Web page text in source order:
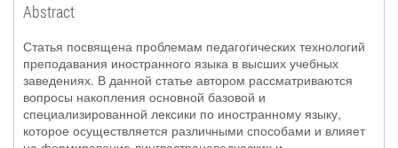
Abstract
Статья посвящена проблемам педагогических технологий
преподавания иностранного языка в высших учебных
заведениях. В данной статье автором рассматриваются
вопросы накопления основной базовой и
специализированной лексики по иностранному языку,
которое осуществляется различными способами и влияет